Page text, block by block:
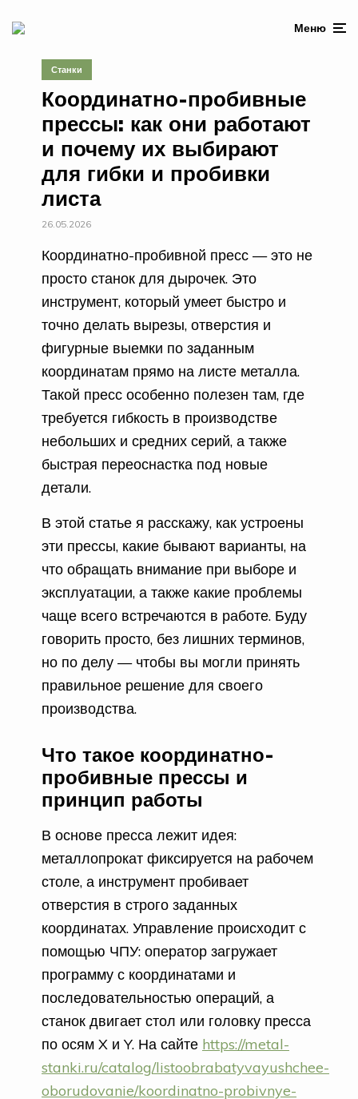
Меню
Станки
Координатно-пробивные
прессы: как они работают
и почему их выбирают
для гибки и пробивки
листа
26.05.2026
Координатно-пробивной пресс — это не
просто станок для дырочек. Это
инструмент, который умеет быстро и
точно делать вырезы, отверстия и
фигурные выемки по заданным
координатам прямо на листе металла.
Такой пресс особенно полезен там, где
требуется гибкость в производстве
небольших и средних серий, а также
быстрая переоснастка под новые
детали.
В этой статье я расскажу, как устроены
эти прессы, какие бывают варианты, на
что обращать внимание при выборе и
эксплуатации, а также какие проблемы
чаще всего встречаются в работе. Буду
говорить просто, без лишних терминов,
но по делу — чтобы вы могли принять
правильное решение для своего
производства.
Что такое координатно-
пробивные прессы и
принцип работы
В основе пресса лежит идея:
металлопрокат фиксируется на рабочем
столе, а инструмент пробивает
отверстия в строго заданных
координатах. Управление происходит с
помощью ЧПУ: оператор загружает
программу с координатами и
последовательностью операций, а
станок двигает стол или головку пресса
по осям X и Y. На сайте https://metal-
stanki.ru/catalog/listoobrabatyvayushchee-
oborudovanie/koordinatno-probivnye-